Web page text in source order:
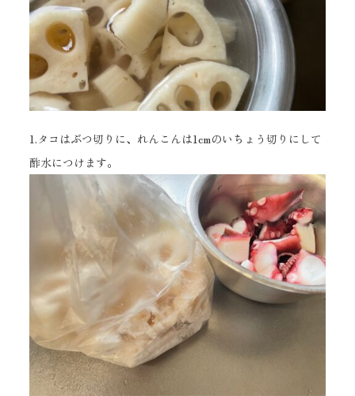
1.タコはぶつ切りに、れんこんは1cmのいちょう切りにして
酢水につけます。